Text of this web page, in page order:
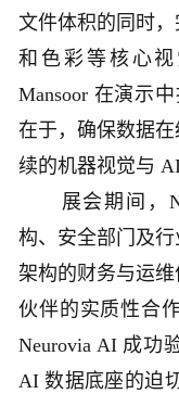
文件体积的同时
和色彩等核心
Mansoor 在演示
在于，确保数据
续的机器视觉与
展会期间，
构、安全部门及
架构的财务与运
伙伴的实质性合
Neurovia AI 成功
AI 数据底座的迫